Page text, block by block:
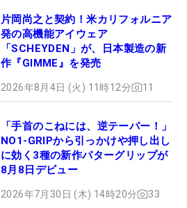
片岡尚之と契約！米カリフォルニア
発の高機能アイウェア
「SCHEYDEN」が、日本製造の新
作『GIMME』を発売
2026年8月4日 (火) 11時12分 11
「手首のこねには、逆テーパー！」
NO1-GRIPから引っかけや押し出し
に効く3種の新作パターグリップが
8月8日デビュー
2026年7月30日 (木) 14時20分 33